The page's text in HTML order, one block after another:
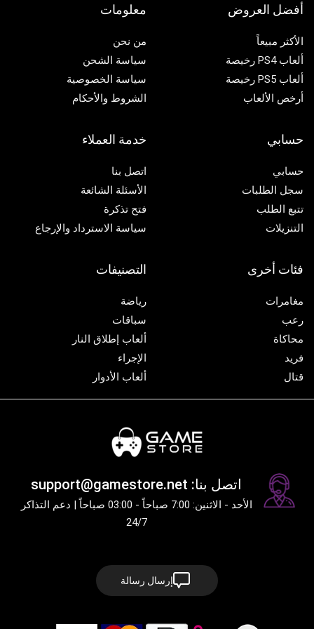
معلومات
من نحن
سياسة الشحن
سياسة الخصوصية
الشروط والأحكام
أفضل العروض
الأكثر مبيعاً
ألعاب PS4 رخيصة
ألعاب PS5 رخيصة
أرخص الألعاب
خدمة العملاء
اتصل بنا
الأسئلة الشائعة
فتح تذكرة
سياسة الاسترداد والإرجاع
حسابي
حسابي
سجل الطلبات
تتبع الطلب
التنزيلات
التصنيفات
رياضة
سباقات
ألعاب إطلاق النار
الإجراء
ألعاب الأدوار
فئات أخرى
مغامرات
رعب
محاكاة
فريد
قتال
اتصل بنا: support@gamestore.net
الأحد - الاثنين: 7:00 صباحاً - 03:00 صباحاً | دعم التذاكر
24/7
إرسال رسالة